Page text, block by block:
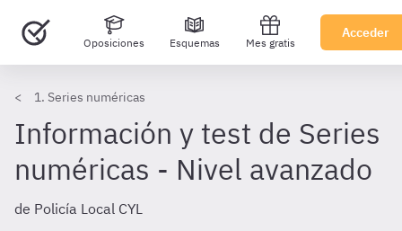
Oposiciones Esquemas Mes gratis
Acceder
1. Series numéricas
Información y test de Series
numéricas - Nivel avanzado
de Policía Local CYL